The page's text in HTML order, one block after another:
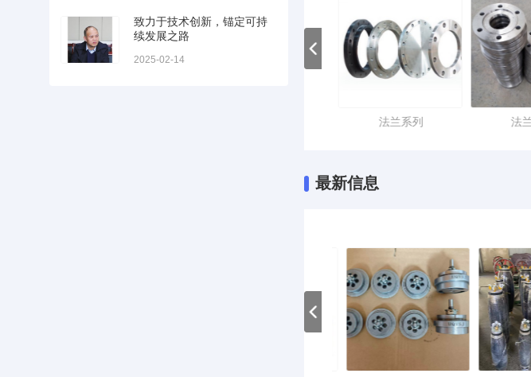
致力于技术创新，锚定可持
续发展之路
2025-02-14
法兰系列 法
最新信息